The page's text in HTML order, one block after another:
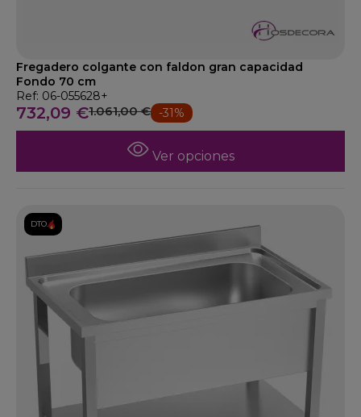
Fregadero colgante con faldon gran capacidad
Fondo 70 cm
Ref: 06-055628+
732,09 €1.061,00 € -31%
Ver opciones
DTO.